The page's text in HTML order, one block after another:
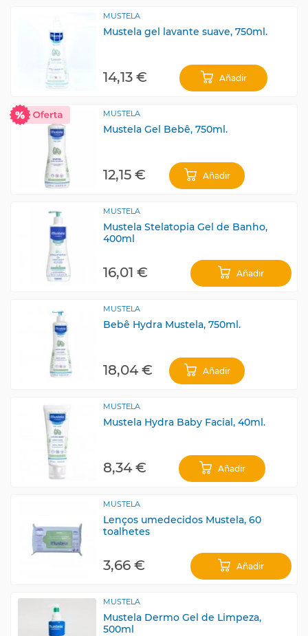
MUSTELA
Mustela gel lavante suave, 750ml.
14,13 € Añadir
MUSTELA
Mustela Gel Bebê, 750ml.
12,15 € Añadir
MUSTELA
Mustela Stelatopia Gel de Banho,
400ml
16,01 € Añadir
MUSTELA
Bebê Hydra Mustela, 750ml.
18,04 € Añadir
MUSTELA
Mustela Hydra Baby Facial, 40ml.
8,34 € Añadir
MUSTELA
Lenços umedecidos Mustela, 60
toalhetes
3,66 € Añadir
MUSTELA
Mustela Dermo Gel de Limpeza,
500ml